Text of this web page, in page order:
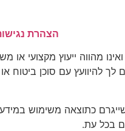
הצהרת
מהווה ייעוץ מקצועי
לך להיוועץ עם סוכן
כתוצאה משימוש
בכל עת.